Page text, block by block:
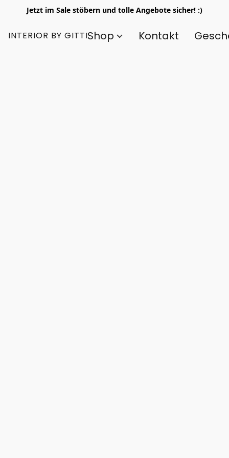
Jetzt im Sale stöbern und tolle Angebote sicher! :)
INTERIOR BY GITTIShop Kontakt